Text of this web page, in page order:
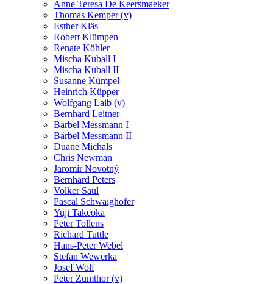
Anne Teresa De Keersmaeker
Thomas Kemper (v)
Esther Kläs
Robert Klümpen
Renate Köhler
Mischa Kuball I
Mischa Kuball II
Susanne Kümpel
Heinrich Küpper
Wolfgang Laib (v)
Bernhard Leitner
Bärbel Messmann I
Bärbel Messmann II
Duane Michals
Chris Newman
Jaromír Novotný
Bernhard Peters
Volker Saul
Pascal Schwaighofer
Yuji Takeoka
Peter Tollens
Richard Tuttle
Hans-Peter Webel
Stefan Wewerka
Josef Wolf
Peter Zumthor (v)